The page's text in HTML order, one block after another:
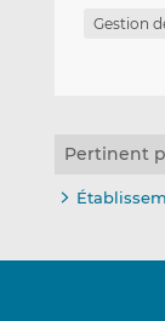
Gestion
Pertinent